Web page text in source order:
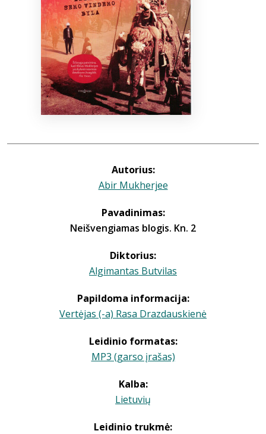
info@elvislab.lt
Autorius:
Abir Mukherjee
Pavadinimas:
Neišvengiamas blogis. Kn. 2
Diktorius:
Algimantas Butvilas
Papildoma informacija:
Vertėjas (-a) Rasa Drazdauskienė
Leidinio formatas:
MP3 (garso įrašas)
Kalba:
Lietuvių
Leidinio trukmė: